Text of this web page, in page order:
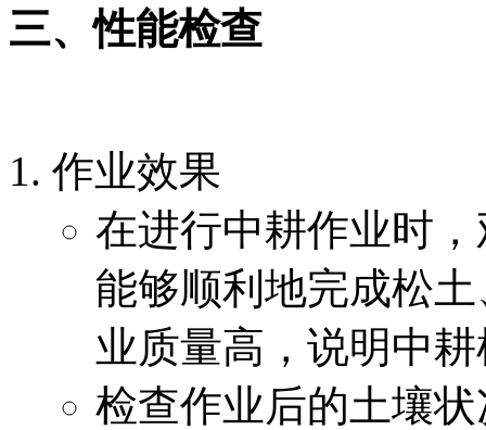
三、性能检查
作业效果
在进行中耕作业时
能够顺利地完成松
业质量高，说明中
检查作业后的土壤